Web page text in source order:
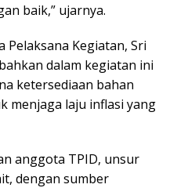
baik,” ujarnya.
Pelaksana Kegiatan, Sri
dalam kegiatan ini
ketersediaan bahan
menjaga laju inflasi yang
anggota TPID, unsur
dengan sumber